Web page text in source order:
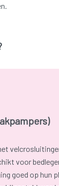
voor
goed op hun